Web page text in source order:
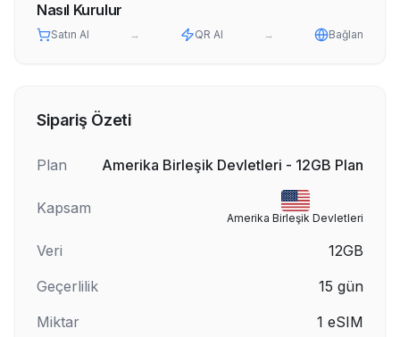
Nasıl Kurulur
Satın Al → QR Al → Bağlan
Sipariş Özeti
Plan Amerika Birleşik Devletleri - 12GB Plan
Kapsam
Amerika Birleşik Devletleri
Veri
12GB
Geçerlilik
15 gün
Miktar
1 eSIM